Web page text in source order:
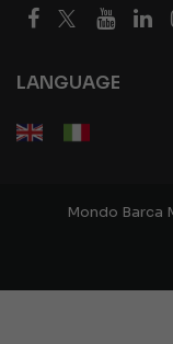
LANGUAGE
Mondo Barca